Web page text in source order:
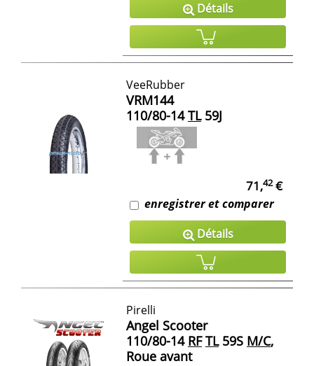
Détails
VeeRubber
VRM144
110/80-14 TL59J
71,42€
enregistrer et comparer
Détails
Pirelli
Angel Scooter
110/80-14 RF TL59S M/C,
Roue avant